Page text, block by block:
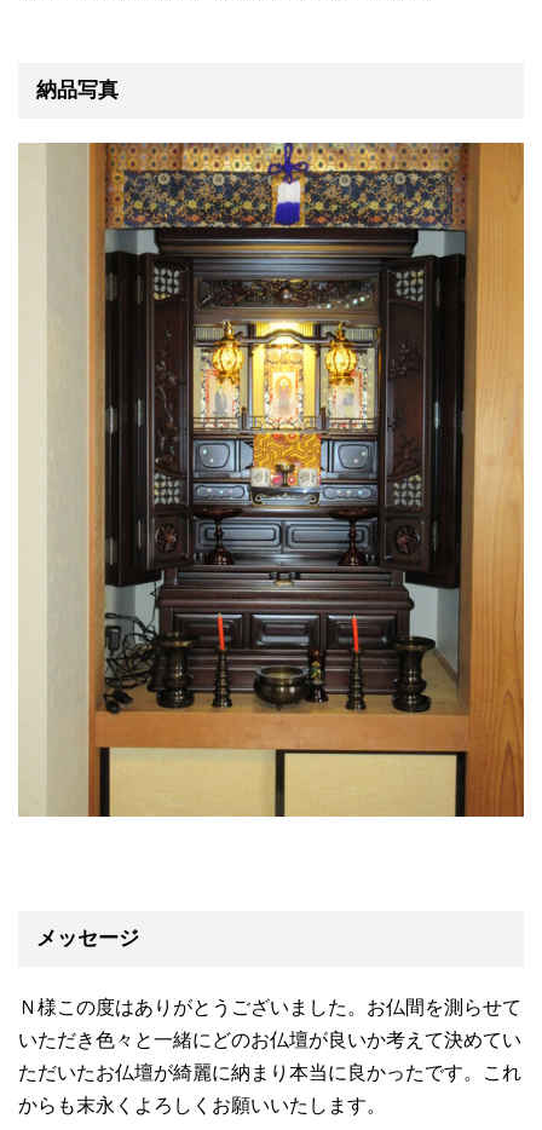
納品写真
メッセージ
Ｎ様この度はありがとうございました。お仏間を測らせて
いただき色々と一緒にどのお仏壇が良いか考えて決めてい
ただいたお仏壇が綺麗に納まり本当に良かったです。これ
からも末永くよろしくお願いいたします。